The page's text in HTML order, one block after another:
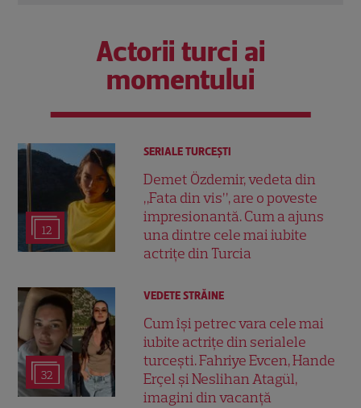
Actorii turci ai
momentului
12
SERIALE TURCEŞTI
Demet Özdemir, vedeta din
„Fata din vis”, are o poveste
impresionantă. Cum a ajuns
una dintre cele mai iubite
actrițe din Turcia
32
VEDETE STRĂINE
Cum își petrec vara cele mai
iubite actrițe din serialele
turcești. Fahriye Evcen, Hande
Erçel și Neslihan Atagül,
imagini din vacanță